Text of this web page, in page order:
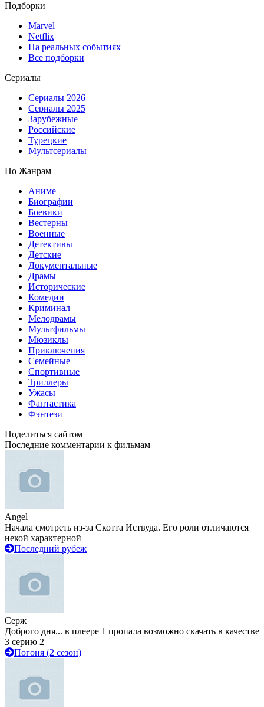
Подборки
Marvel
Netflix
На реальных событиях
Все подборки
Сериалы
Сериалы 2026
Сериалы 2025
Зарубежные
Российские
Турецкие
Мультсериалы
По Жанрам
Аниме
Биографии
Боевики
Вестерны
Военные
Детективы
Детские
Документальные
Драмы
Исторические
Комедии
Криминал
Мелодрамы
Мультфильмы
Мюзиклы
Приключения
Семейные
Спортивные
Триллеры
Ужасы
Фантастика
Фэнтези
Поделиться сайтом
Последние комментарии к фильмам
Angel
Начала смотреть из-за Скотта Иствуда. Его роли отличаются
некой характерной
Последний рубеж
Серж
Доброго дня... в плеере 1 пропала возможно скачать в качестве
3 серию 2
Погоня (2 сезон)